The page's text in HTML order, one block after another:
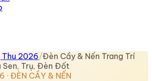
Thu 2026/Đèn Cầy & Nến Trang Trí
Sen, Trụ, Đèn Đốt
· ĐÈN CẦY & NẾN